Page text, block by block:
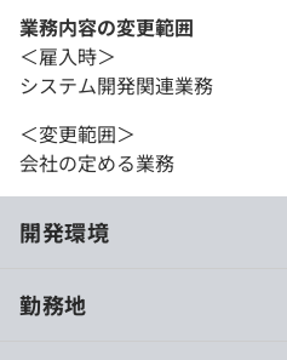
業務内容の変更範囲
＜雇入時＞
システム開発関連業務
＜変更範囲＞
会社の定める業務
開発環境
勤務地